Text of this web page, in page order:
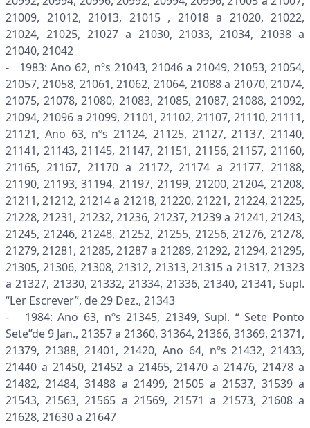
21009, 21012, 21013, 21015 , 21018 a 21020, 21022,
21024, 21025, 21027 a 21030, 21033, 21034, 21038 a
21040, 21042
- 1983: Ano 62, nºs 21043, 21046 a 21049, 21053, 21054,
21057, 21058, 21061, 21062, 21064, 21088 a 21070, 21074,
21075, 21078, 21080, 21083, 21085, 21087, 21088, 21092,
21094, 21096 a 21099, 21101, 21102, 21107, 21110, 21111,
21121, Ano 63, nºs 21124, 21125, 21127, 21137, 21140,
21141, 21143, 21145, 21147, 21151, 21156, 21157, 21160,
21165, 21167, 21170 a 21172, 21174 a 21177, 21188,
21190, 21193, 31194, 21197, 21199, 21200, 21204, 21208,
21211, 21212, 21214 a 21218, 21220, 21221, 21224, 21225,
21228, 21231, 21232, 21236, 21237, 21239 a 21241, 21243,
21245, 21246, 21248, 21252, 21255, 21256, 21276, 21278,
21279, 21281, 21285, 21287 a 21289, 21292, 21294, 21295,
21305, 21306, 21308, 21312, 21313, 21315 a 21317, 21323
a 21327, 21330, 21332, 21334, 21336, 21340, 21341, Supl.
“Ler Escrever”, de 29 Dez., 21343
- 1984: Ano 63, nºs 21345, 21349, Supl. “ Sete Ponto
Sete”de 9 Jan., 21357 a 21360, 31364, 21366, 31369, 21371,
21379, 21388, 21401, 21420, Ano 64, nºs 21432, 21433,
21440 a 21450, 21452 a 21465, 21470 a 21476, 21478 a
21482, 21484, 31488 a 21499, 21505 a 21537, 31539 a
21543, 21563, 21565 a 21569, 21571 a 21573, 21608 a
21628, 21630 a 21647